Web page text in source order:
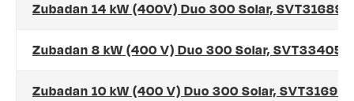
Zubadan 14 kW (400V) Duo 300 Solar, SVT31689
Zubadan 8 kW (400 V) Duo 300 Solar, SVT33405
Zubadan 10 kW (400 V) Duo 300 Solar, SVT31690